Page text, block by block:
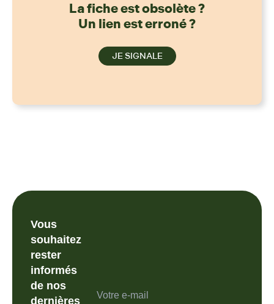
La fiche est obsolète ?
Un lien est erroné ?
JE SIGNALE
Vous
souhaitez
rester
informés
de nos
dernières